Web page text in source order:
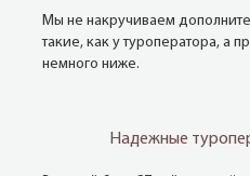
Мы не накручиваем
такие, как у туроператора, а
немного ниже.
Надежные